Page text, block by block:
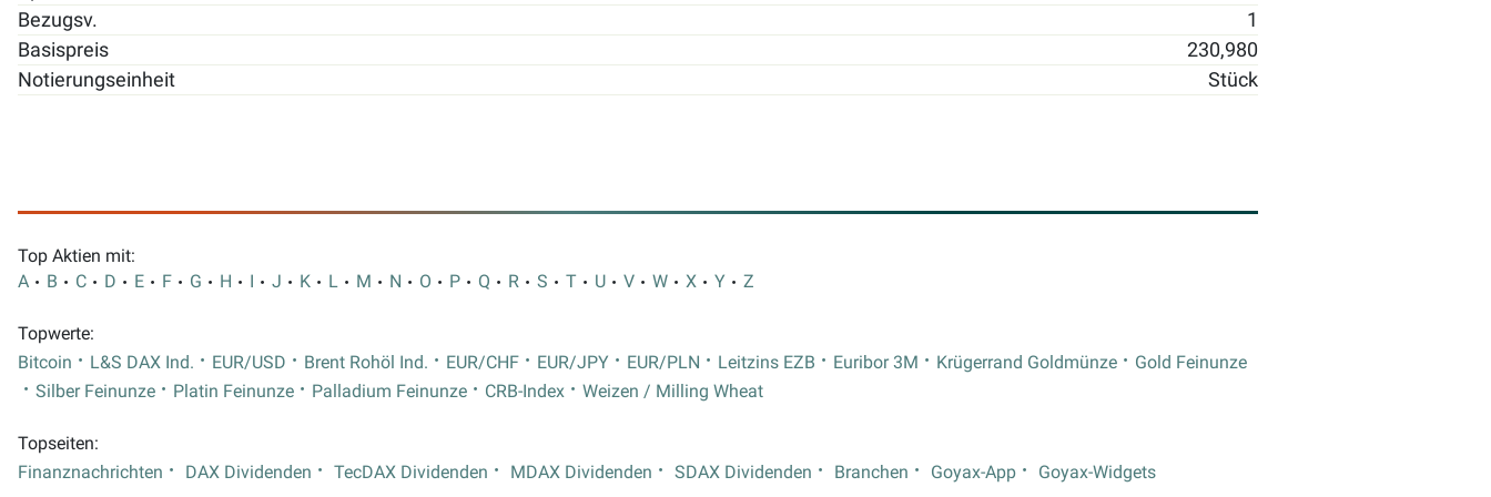
Bezugsv.
1
Basispreis
230,980
Notierungseinheit
Stück
Top Aktien mit:
A
B C D E F G H I J K L M N O P Q R S T U V W X Y Z
Topwerte:
Bitcoin
L&S DAX Ind. EUR/USD Brent Rohöl Ind. EUR/CHF EUR/JPY EUR/PLN Leitzins EZB Euribor 3M Krügerrand Goldmünze
Gold Feinunze
Silber Feinunze
Platin Feinunze Palladium Feinunze CRB-Index Weizen / Milling Wheat
Topseiten:
Finanznachrichten
DAX Dividenden TecDAX Dividenden MDAX Dividenden SDAX Dividenden Branchen Goyax-App Goyax-Widgets